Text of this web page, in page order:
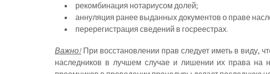
рекомбинация нотариусом долей;
аннуляция ранее выданных документов о праве
перерегистрация сведений в госреестрах.
Важно!При восстановлении прав следует иметь в виду,
наследников в лучшем случае и лишении их права на